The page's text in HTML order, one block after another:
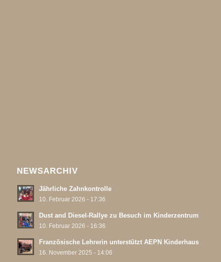
NEWSARCHIV
Jährliche Zahnkontrolle
10. Februar 2026 - 17:36
Dust and Diesel-Rallye zu Besuch im Kinderzentrum
10. Februar 2026 - 16:36
Französische Lehrerin unterstützt AEPN Kinderhaus
16. November 2025 - 14:06